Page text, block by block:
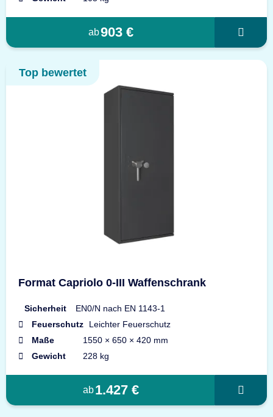
ab903 €
Top bewertet
Format Capriolo 0-III Waffenschrank
Sicherheit
EN0/N nach EN 1143-1
Feuerschutz
Leichter Feuerschutz
Maße
1550 × 650 × 420 mm
Gewicht
228 kg
ab1.427 €